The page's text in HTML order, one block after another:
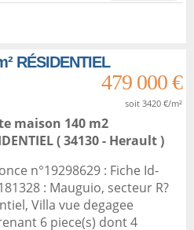
RÉSIDENTIEL
479 000 €
soit 3420 €/m²
maison 140 m2
( 34130 - Herault )
n°19298629 : Fiche Id-
: Mauguio, secteur R?
Villa vue degagee
6 piece(s) dont 4